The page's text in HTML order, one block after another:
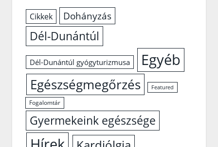
Cikkek Dohányzás
Dél-Dunántúl
Dél-Dunántúl gyógyturizmusa Egyéb
Egészségmegőrzés Featured
Fogalomtár
Gyermekeink egészsége